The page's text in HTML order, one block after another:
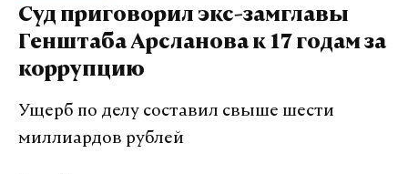
Суд приговорил экс-замглавы
Генштаба Арсланова к 17 годам за
коррупцию
Ущерб по делу составил свыше шести
миллиардов рублей